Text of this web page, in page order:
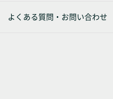
よくある質問・お問い合わせ